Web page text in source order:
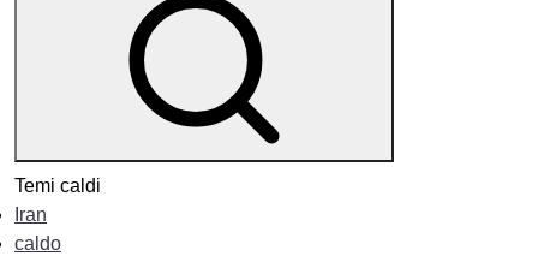
Temi caldi
Iran
caldo